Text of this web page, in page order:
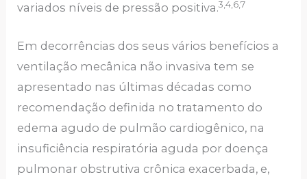
variados níveis de pressão positiva.3,4,6,7
Em decorrências dos seus vários benefícios a
ventilação mecânica não invasiva tem se
apresentado nas últimas décadas como
recomendação definida no tratamento do
edema agudo de pulmão cardiogênico, na
insuficiência respiratória aguda por doença
pulmonar obstrutiva crônica exacerbada, e,